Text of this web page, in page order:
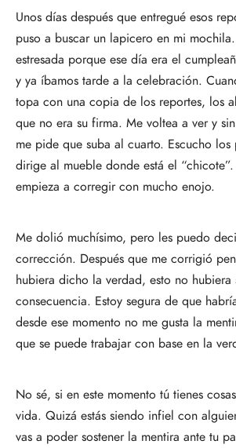
Unos días después que entregué esos
puso a buscar un lapicero en mi
estresada porque ese día era el
y ya íbamos tarde a la celebración.
topa con una copia de los reportes, los
que no era su firma. Me voltea a ver y
me pide que suba al cuarto. Escucho los
dirige al mueble donde está el
empieza a corregir con mucho enojo.
Me dolió muchísimo, pero les puedo
corrección. Después que me corrigió
hubiera dicho la verdad, esto no hubiera
consecuencia. Estoy segura de que
desde ese momento no me gusta la
que se puede trabajar con base en la
No sé, si en este momento tú tienes
vida. Quizá estás siendo infiel con
vas a poder sostener la mentira ante tu